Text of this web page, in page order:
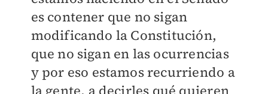
es contener que no sigan
modificando la Constitución,
que no sigan en las ocurrencias
y por eso estamos recurriendo a